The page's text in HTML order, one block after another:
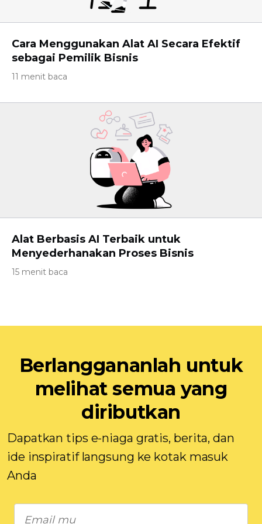
Cara Menggunakan Alat AI Secara Efektif
sebagai Pemilik Bisnis
11 menit baca
Alat Berbasis AI Terbaik untuk
Menyederhanakan Proses Bisnis
15 menit baca
Berlanggananlah untuk
melihat semua yang
diributkan
Dapatkan tips e-niaga gratis, berita, dan
ide inspiratif langsung ke kotak masuk
Anda